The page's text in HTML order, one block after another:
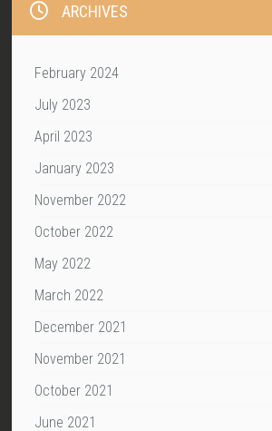
ARCHIVES
February 2024
July 2023
April 2023
January 2023
November 2022
October 2022
May 2022
March 2022
December 2021
November 2021
October 2021
June 2021